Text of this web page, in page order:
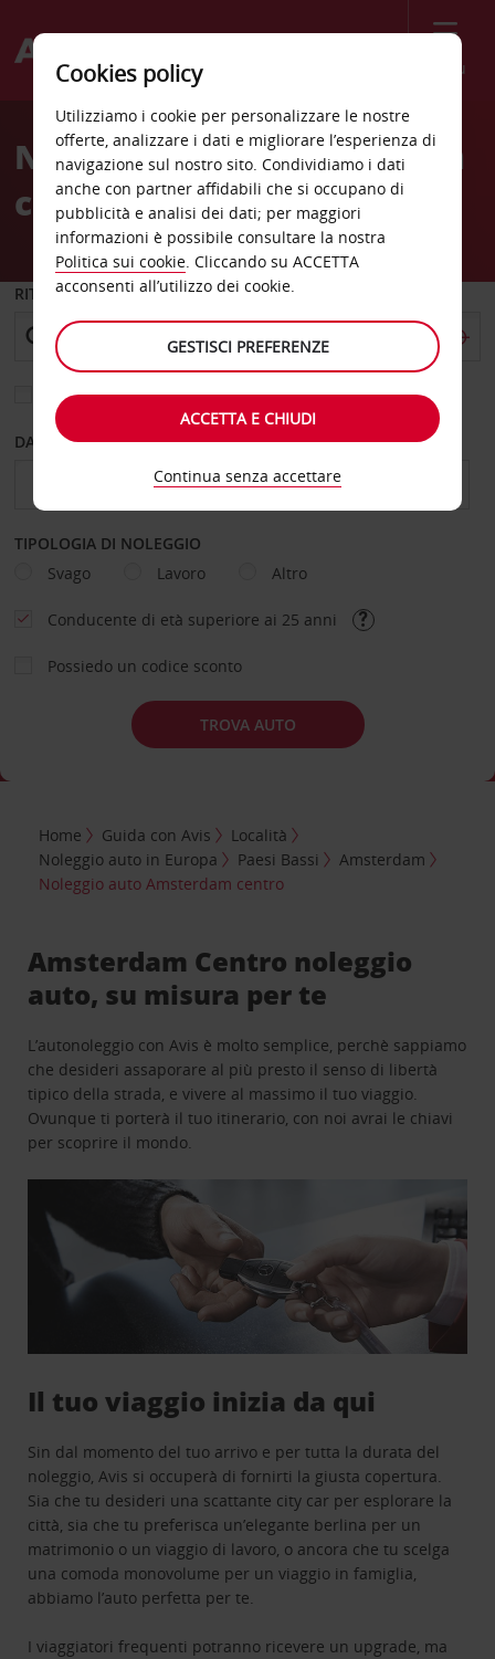
Menù
Welcome
AvisNoleggio auto Amsterdam
centro
RITIRO DA
Scegli una località di riconsegna diversa
DAL GIORNO AL GIORNO
TIPOLOGIA DI NOLEGGIO
Svago
Lavoro Altro
Conducente di età superiore ai 25 anni
Possiedo un codice sconto
TROVA AUTO
Home Guida con Avis
Località
Noleggio auto in Europa
Paesi Bassi
Amsterdam
Noleggio auto Amsterdam centro
Amsterdam Centro noleggio
auto, su misura per te
L’autonoleggio con Avis è molto semplice, perchè sappiamo
che desideri assaporare al più presto il senso di libertà
tipico della strada, e vivere al massimo il tuo viaggio.
Ovunque ti porterà il tuo itinerario, con noi avrai le chiavi
per scoprire il mondo.
Il tuo viaggio inizia da qui
Sin dal momento del tuo arrivo e per tutta la durata del
noleggio, Avis si occuperà di fornirti la giusta copertura.
Sia che tu desideri una scattante city car per esplorare la
città, sia che tu preferisca un’elegante berlina per un
matrimonio o un viaggio di lavoro, o ancora che tu scelga
una comoda monovolume per un viaggio in famiglia,
abbiamo l’auto perfetta per te.
I viaggiatori frequenti potranno ricevere un upgrade, ma
Cookies policy
Utilizziamo i cookie per personalizzare le nostre
offerte, analizzare i dati e migliorare l’esperienza di
navigazione sul nostro sito. Condividiamo i dati
anche con partner affidabili che si occupano di
pubblicità e analisi dei dati; per maggiori
informazioni è possibile consultare la nostra
Politica sui cookie. Cliccando su ACCETTA
acconsenti all’utilizzo dei cookie.
GESTISCI PREFERENZE
ACCETTA E CHIUDI
Continua senza accettare